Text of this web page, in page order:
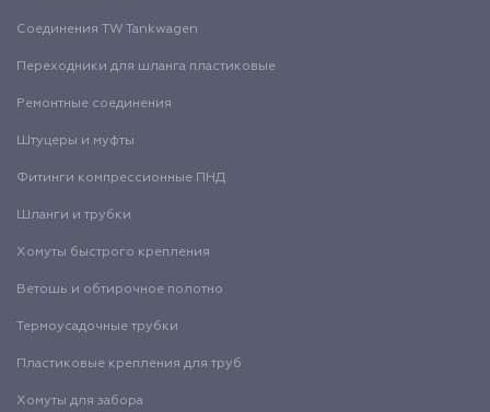
Соединения TW Tankwagen
Переходники для шланга пластиковые
Ремонтные соединения
Штуцеры и муфты
Фитинги компрессионные ПНД
Шланги и трубки
Хомуты быстрого крепления
Ветошь и обтирочное полотно
Термоусадочные трубки
Пластиковые крепления для труб
Хомуты для забора